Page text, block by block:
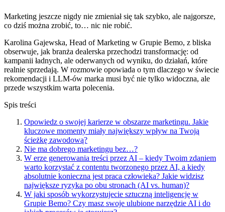
Marketing jeszcze nigdy nie zmieniał się tak szybko, ale najgorsze,
co dziś można zrobić, to… nic nie robić.
Karolina Gajewska, Head of Marketing w Grupie Bemo, z bliska
obserwuje, jak branża dealerska przechodzi transformację: od
kampanii ładnych, ale oderwanych od wyniku, do działań, które
realnie sprzedają. W rozmowie opowiada o tym dlaczego w świecie
rekomendacji i LLM-ów marka musi być nie tylko widoczna, ale
przede wszystkim warta polecenia.
Spis treści
Opowiedz o swojej karierze w obszarze marketingu. Jakie
kluczowe momenty miały największy wpływ na Twoją
ścieżkę zawodową?
Nie ma dobrego marketingu bez…?
W erze generowania treści przez AI – kiedy Twoim zdaniem
warto korzystać z contentu tworzonego przez AI, a kiedy
absolutnie konieczna jest praca człowieka? Jakie widzisz
największe ryzyka po obu stronach (AI vs. human)?
W jaki sposób wykorzystujecie sztuczną inteligencję w
Grupie Bemo? Czy masz swoje ulubione narzędzie AI i do